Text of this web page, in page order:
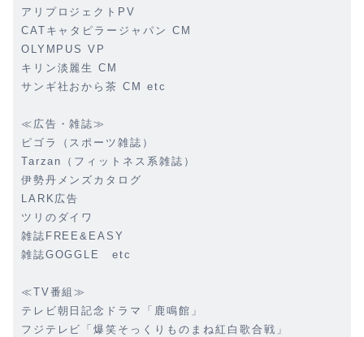
アリプロジェクトPV
CATキャタピラージャパン CM
OLYMPUS VP
キリン淡麗生 CM
サンギ社おから茶 CM etc
≪広告・雑誌≫
ピゴラ（スポーツ雑誌）
Tarzan（フィットネス系雑誌）
伊勢丹メンズカタログ
LARK広告
ツリのダイワ
雑誌FREE&EASY
雑誌GOGGLE etc
≪TV番組≫
テレビ朝日記念ドラマ「鹿鳴館」
フジテレビ「爆笑そっくりものまね紅白歌合戦」